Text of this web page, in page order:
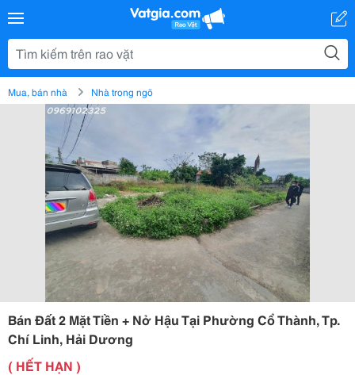
Mua, bán nhà Nhà trong ngõ
Bán Đất 2 Mặt Tiền + Nở Hậu Tại Phường Cổ Thành, Tp.
Chí Linh, Hải Dương
( HẾT HẠN )